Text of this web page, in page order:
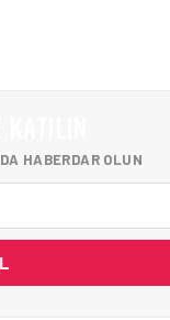
HABERDAR OLUN